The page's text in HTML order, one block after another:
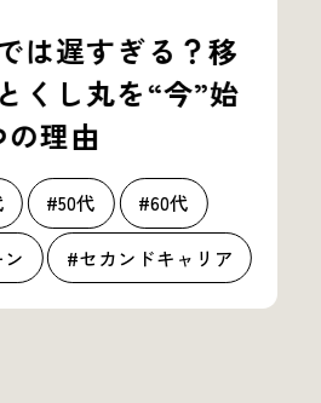
は遅すぎる？移
くし丸を“今”始
理由
#50代 #60代
#セカンドキャリア